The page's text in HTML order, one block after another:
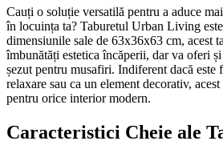
Cauți o soluție versatilă pentru a aduce
în locuința ta? Taburetul Urban Living
dimensiunile sale de 63x36x63 cm, acest
îmbunătăți estetica încăperii, dar va oferi
șezut pentru musafiri. Indiferent dacă este
relaxare sau ca un element decorativ,
pentru orice interior modern.
Caracteristici Cheie ale